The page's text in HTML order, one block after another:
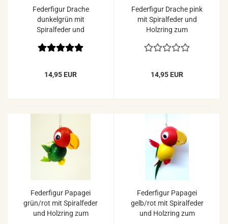
Federfigur Drache
dunkelgrün mit
Spiralfeder und
Aufhängen
14,95 EUR
Federfigur Drache pink
mit Spiralfeder und
Holzring zum
14,95 EUR
Federfigur Papagei
grün/rot mit Spiralfeder
und Holzring zum
Federfigur Papagei
gelb/rot mit Spiralfeder
und Holzring zum